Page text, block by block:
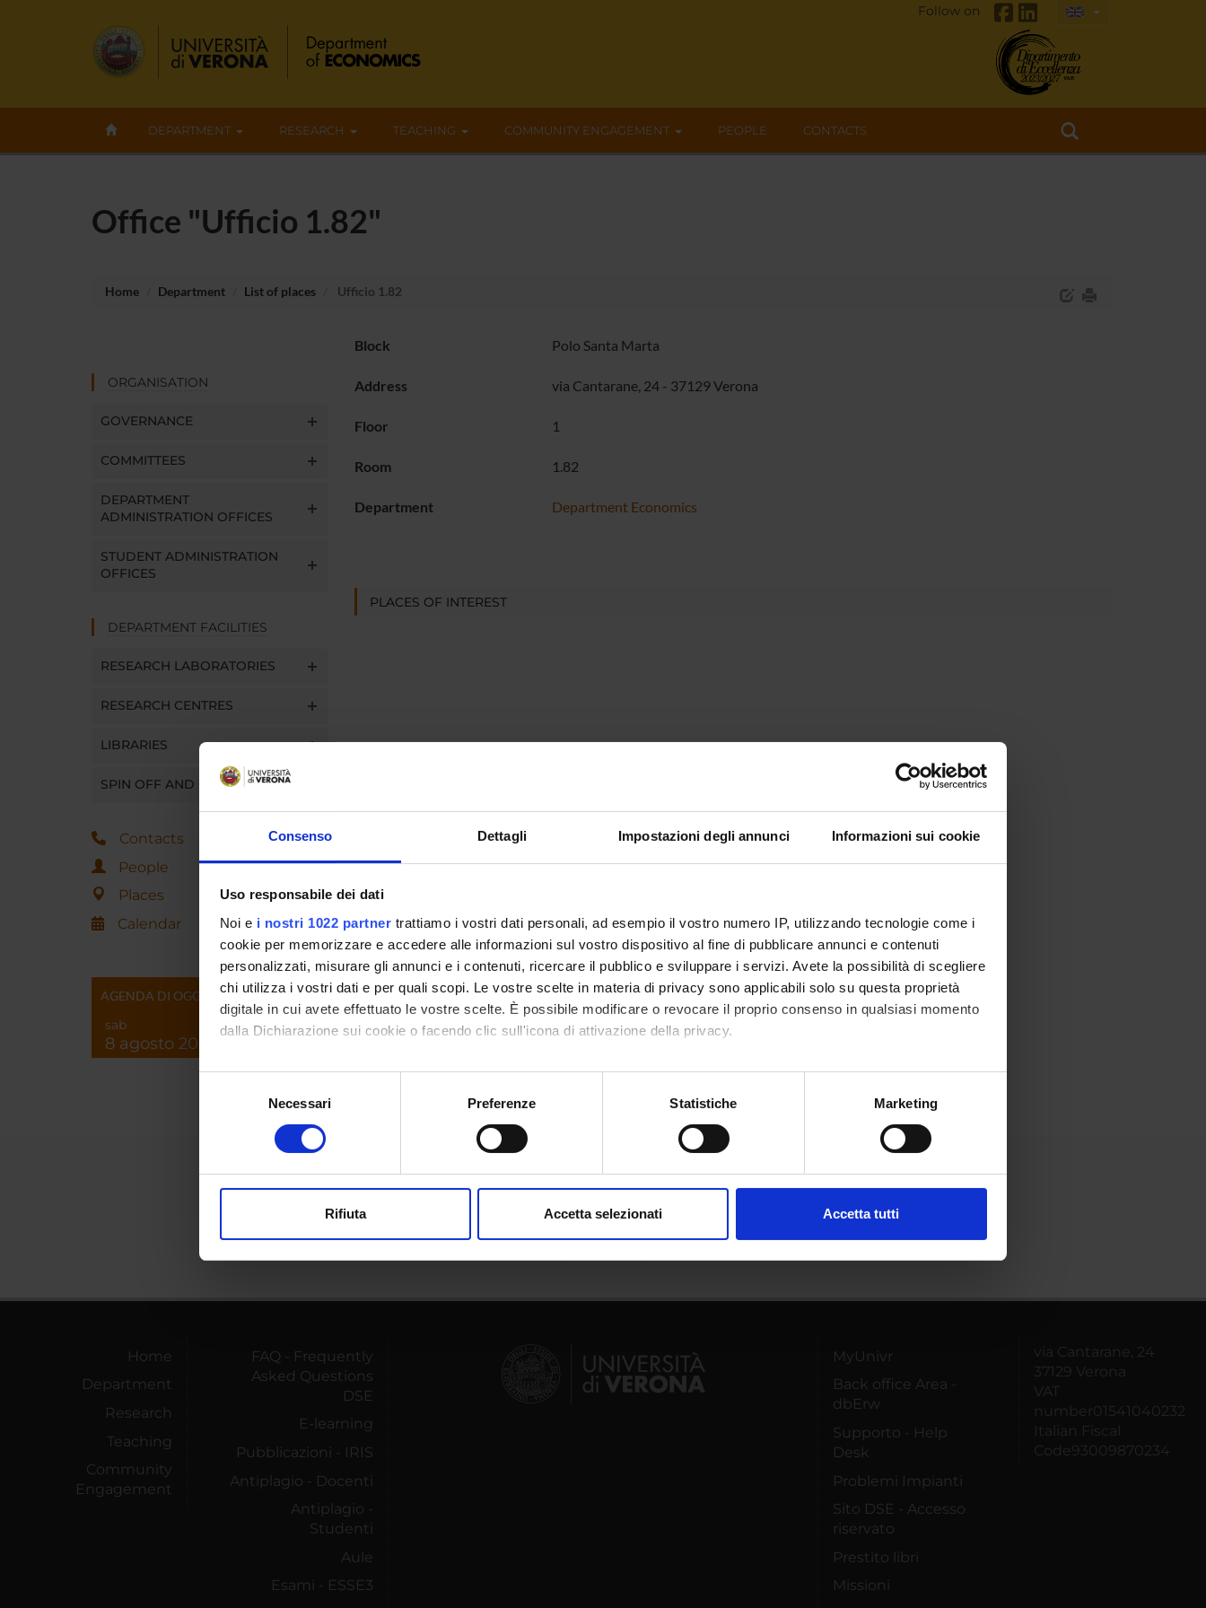
Consenso Dettagli Impostazioni degli annunci Informazioni sui cookie
Uso responsabile dei dati
Noi e i nostri 1022 partner trattiamo i vostri dati personali, ad esempio il vostro numero IP, utilizzando tecnologie come i
cookie per memorizzare e accedere alle informazioni sul vostro dispositivo al fine di pubblicare annunci e contenuti
personalizzati, misurare gli annunci e i contenuti, ricercare il pubblico e sviluppare i servizi. Avete la possibilità di scegliere
chi utilizza i vostri dati e per quali scopi. Le vostre scelte in materia di privacy sono applicabili solo su questa proprietà
digitale in cui avete effettuato le vostre scelte. È possibile modificare o revocare il proprio consenso in qualsiasi momento
dalla Dichiarazione sui cookie o facendo clic sull'icona di attivazione della privacy.
Con il tuo consenso, vorremmo anche:
raccogliere informazioni sulla tua posizione geografica, con un'approssimazione di qualche metro,
digitali).
modificare o ritirare il tuo consenso in qualsiasi momento dalla Dichiarazione sui cookie.
Necessari Preferenze Statistiche Marketing
Rifiuta Accetta selezionati Accetta tutti
Follow on
DEPARTMENT RESEARCH TEACHING COMMUNITY ENGAGEMENT PEOPLE CONTACTS
Office "Ufficio 1.82"
Home Department List of places Ufficio 1.82
ORGANISATION
GOVERNANCE
COMMITTEES
DEPARTMENT
ADMINISTRATION OFFICES
STUDENT ADMINISTRATION
OFFICES
DEPARTMENT FACILITIES
RESEARCH LABORATORIES
RESEARCH CENTRES
LIBRARIES
SPIN OFF AND COMPANIES
Contacts
People
Places
Calendar
AGENDA DI OGGI
sab
8 agosto 2026
Block Polo Santa Marta
Address via Cantarane, 24 - 37129 Verona
Floor 1
Room 1.82
Department Department Economics
PLACES OF INTEREST
Home
Department
Research
Teaching
Community
Engagement
FAQ - Frequently
Asked Questions
DSE
E-learning
Pubblicazioni - IRIS
Antiplagio - Docenti
Antiplagio -
Studenti
Aule
Esami - ESSE3
MyUnivr
Back office Area -
dbErw
Supporto - Help
Desk
Problemi Impianti
Sito DSE - Accesso
riservato
Prestito libri
Missioni
via Cantarane, 24
37129 Verona
VAT
number01541040232
Italian Fiscal
Code93009870234